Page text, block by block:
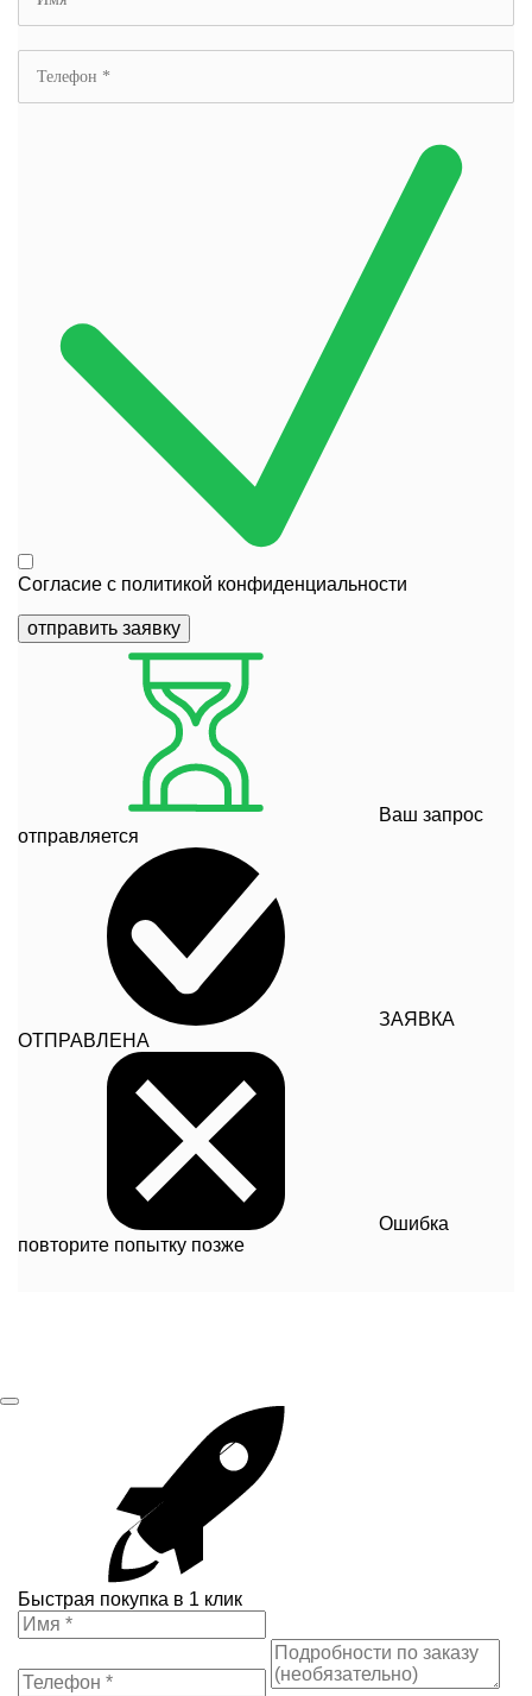
Согласие с политикой конфиденциальности
отправить заявку
Ваш запрос
отправляется
ЗАЯВКА
ОТПРАВЛЕНА
Ошибка
повторите попытку позже
Быстрая покупка в 1 клик